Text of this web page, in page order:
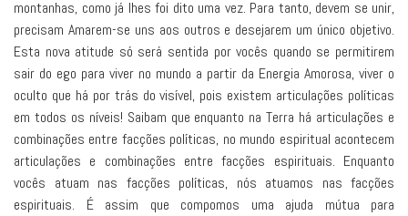
montanhas, como já lhes foi dito uma vez. Para tanto, devem se unir,
precisam Amarem-se uns aos outros e desejarem um único objetivo.
Esta nova atitude só será sentida por vocês quando se permitirem
sair do ego para viver no mundo a partir da Energia Amorosa, viver o
oculto que há por trás do visível, pois existem articulações políticas
em todos os níveis! Saibam que enquanto na Terra há articulações e
combinações entre facções políticas, no mundo espiritual acontecem
articulações e combinações entre facções espirituais. Enquanto
vocês atuam nas facções políticas, nós atuamos nas facções
espirituais. É assim que compomos uma ajuda mútua para